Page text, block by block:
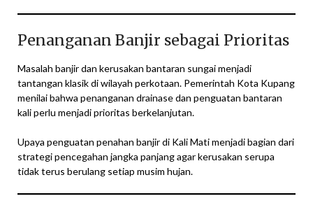
Penanganan Banjir sebagai Prioritas
Masalah banjir dan kerusakan bantaran sungai menjadi
tantangan klasik di wilayah perkotaan. Pemerintah Kota Kupang
menilai bahwa penanganan drainase dan penguatan bantaran
kali perlu menjadi prioritas berkelanjutan.
Upaya penguatan penahan banjir di Kali Mati menjadi bagian dari
strategi pencegahan jangka panjang agar kerusakan serupa
tidak terus berulang setiap musim hujan.